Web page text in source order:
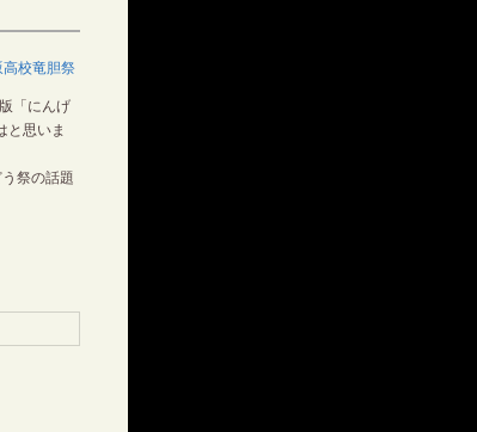
校竜胆祭
「にんげ
と思いま
祭の話題